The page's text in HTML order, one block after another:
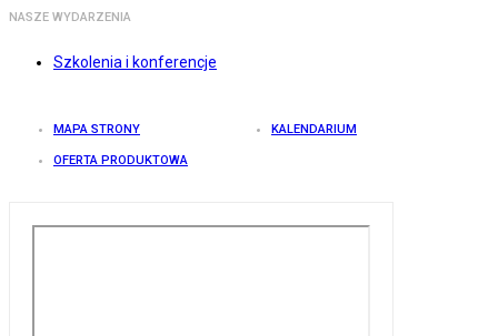
NASZE WYDARZENIA
Szkolenia i konferencje
MAPA STRONY KALENDARIUM
OFERTA PRODUKTOWA